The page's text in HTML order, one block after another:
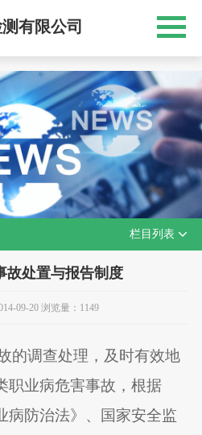
有限公司
栏目列表
故处置与报告制度
09-20 浏览量：1149
的调查处理，及时有效地
职业病危害事故，根据
病防治法》、国家安全监